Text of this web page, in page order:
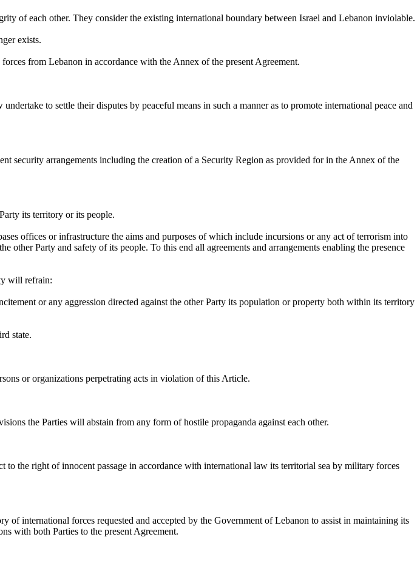
of each other. They consider the existing international boundary between Israel and Lebanon inviolable.
exists.
forces from Lebanon in accordance with the Annex of the present Agreement.
to settle their disputes by peaceful means in such a manner as to promote international peace and
security arrangements including the creation of a Security Region as provided for in the Annex of the
its territory or its people.
offices or infrastructure the aims and purposes of which include incursions or any act of terrorism into
other Party and safety of its people. To this end all agreements and arrangements enabling the presence
will refrain:
or any aggression directed against the other Party its population or property both within its territory
state.
or organizations perpetrating acts in violation of this Article.
the Parties will abstain from any form of hostile propaganda against each other.
the right of innocent passage in accordance with international law its territorial sea by military forces
international forces requested and accepted by the Government of Lebanon to assist in maintaining its
with both Parties to the present Agreement.